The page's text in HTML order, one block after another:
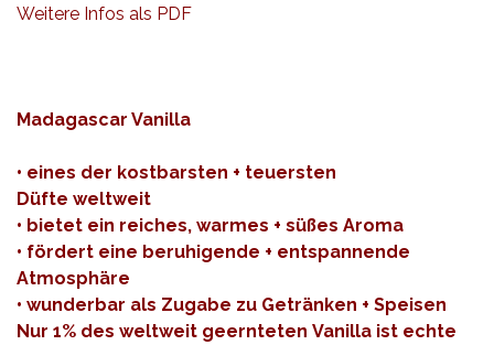
Weitere Infos als PDF
Madagascar Vanilla
• eines der kostbarsten + teuersten
Düfte weltweit
• bietet ein reiches, warmes + süßes Aroma
• fördert eine beruhigende + entspannende
Atmosphäre
• wunderbar als Zugabe zu Getränken + Speisen
Nur 1% des weltweit geernteten Vanilla ist echte